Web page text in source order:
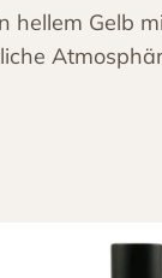
hellem Gelb